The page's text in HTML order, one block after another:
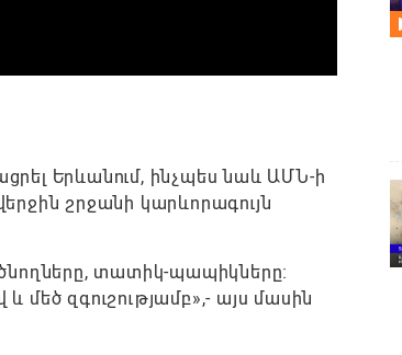
Երևանում, ինչպես նաև ԱՄՆ-ի
շրջանի կարևորագույն
տատիկ-պապիկները։
զգուշությամբ»,- այս մասին